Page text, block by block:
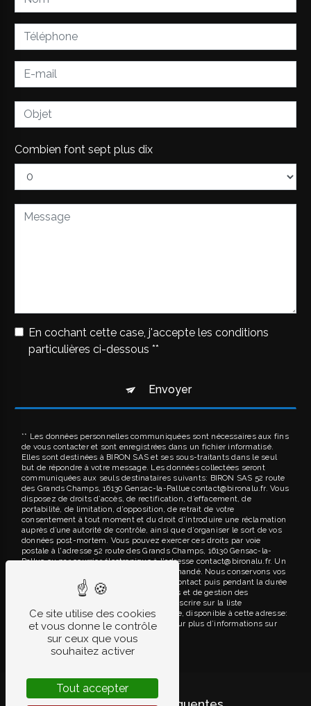
Combien font sept plus dix
En cochant cette case, j'accepte les conditions
particulières ci-dessous **
Envoyer
** Les données personnelles communiquées sont nécessaires aux fins
de vous contacter et sont enregistrées dans un fichier informatisé.
Elles sont destinées à BIRON SAS et ses sous-traitants dans le seul
but de répondre à votre message. Les données collectées seront
communiquées aux seuls destinataires suivants: BIRON SAS 52 route
des Grands Champs, 16130 Gensac-la-Pallue contact@bironalu.fr. Vous
disposez de droits d’accès, de rectification, d’effacement, de
portabilité, de limitation, d’opposition, de retrait de votre
consentement à tout moment et du droit d’introduire une réclamation
auprès d’une autorité de contrôle, ainsi que d’organiser le sort de vos
données post-mortem. Vous pouvez exercer ces droits par voie
postale à l'adresse 52 route des Grands Champs, 16130 Gensac-la-
Pallue ou par courrier électronique à l'adresse contact@bironalu.fr. Un
justificatif d'identité pourra vous être demandé. Nous conservons vos
données pendant la période de prise de contact puis pendant la durée
de prescription légale aux fins probatoires et de gestion des
contentieux. Vous avez le droit de vous inscrire sur la liste
d'opposition au démarchage téléphonique, disponible à cette adresse:
Bloctel.gouv.fr. Consultez le site cnil.fr pour plus d’informations sur
Ce site utilise des cookies
et vous donne le contrôle
sur ceux que vous
souhaitez activer
Tout accepter